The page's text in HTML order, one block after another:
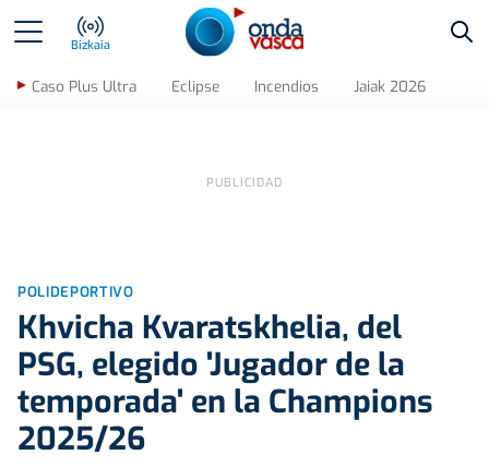
Bizkaia
Caso Plus Ultra Eclipse Incendios Jaiak 2026
POLIDEPORTIVO
Khvicha Kvaratskhelia, del
PSG, elegido 'Jugador de la
temporada' en la Champions
2025/26